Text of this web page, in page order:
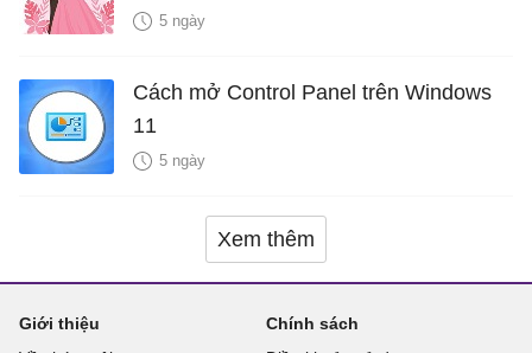
là bao nhiêu năm?
5 ngày
Cách mở Control Panel trên Windows
11
5 ngày
Xem thêm
Giới thiệu
Chính sách